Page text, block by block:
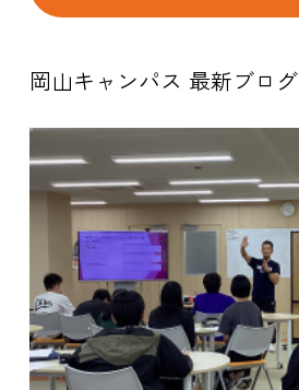
岡山キャンパス 最新ブログ